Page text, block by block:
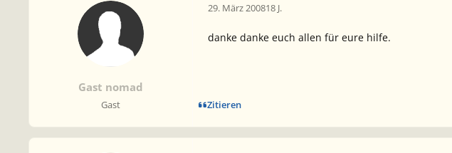
Gast nomad
Gast
29. März 200818 J.
danke danke euch allen für eure hilfe.
Zitieren